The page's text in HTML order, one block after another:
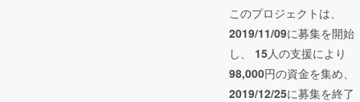
このプロジェクトは、
2019/11/09に募集を開始
し、 15人の支援により
98,000円の資金を集め、
2019/12/25に募集を終了